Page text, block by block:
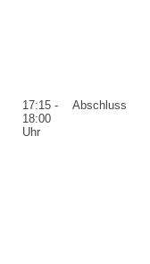
17:15 -
18:00
Uhr
Abschluss